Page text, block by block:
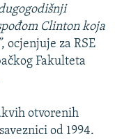
Clinton koja
, ocjenjuje za RSE
Fakulteta
otvorenih
od 1994.